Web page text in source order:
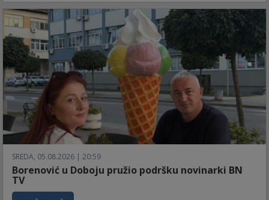
SREDA, 05.08.2026 | 20:59
Borenović u Doboju pružio podršku novinarki BN
TV